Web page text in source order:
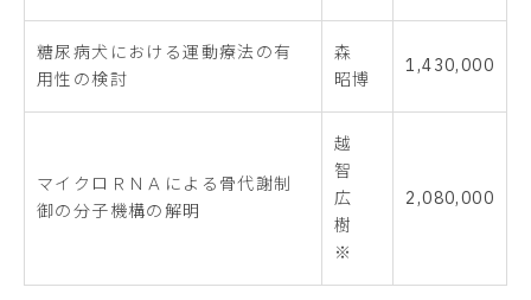
糖尿病犬における運動療法の有
用性の検討
森
昭博
1,430,000
マイクロＲＮＡによる骨代謝制
御の分子機構の解明
越
智
広
樹
※
2,080,000